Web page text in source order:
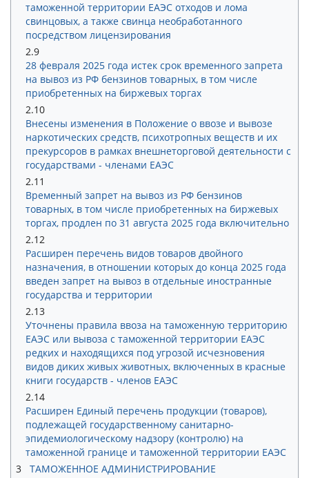
таможенной территории ЕАЭС отходов и лома
свинцовых, а также свинца необработанного
посредством лицензирования
2.9
28 февраля 2025 года истек срок временного запрета
на вывоз из РФ бензинов товарных, в том числе
приобретенных на биржевых торгах
2.10
Внесены изменения в Положение о ввозе и вывозе
наркотических средств, психотропных веществ и их
прекурсоров в рамках внешнеторговой деятельности с
государствами - членами ЕАЭС
2.11
Временный запрет на вывоз из РФ бензинов
товарных, в том числе приобретенных на биржевых
торгах, продлен по 31 августа 2025 года включительно
2.12
Расширен перечень видов товаров двойного
назначения, в отношении которых до конца 2025 года
введен запрет на вывоз в отдельные иностранные
государства и территории
2.13
Уточнены правила ввоза на таможенную территорию
ЕАЭС или вывоза с таможенной территории ЕАЭС
редких и находящихся под угрозой исчезновения
видов диких живых животных, включенных в красные
книги государств - членов ЕАЭС
2.14
Расширен Единый перечень продукции (товаров),
подлежащей государственному санитарно-
эпидемиологическому надзору (контролю) на
таможенной границе и таможенной территории ЕАЭС
3
ТАМОЖЕННОЕ АДМИНИСТРИРОВАНИЕ